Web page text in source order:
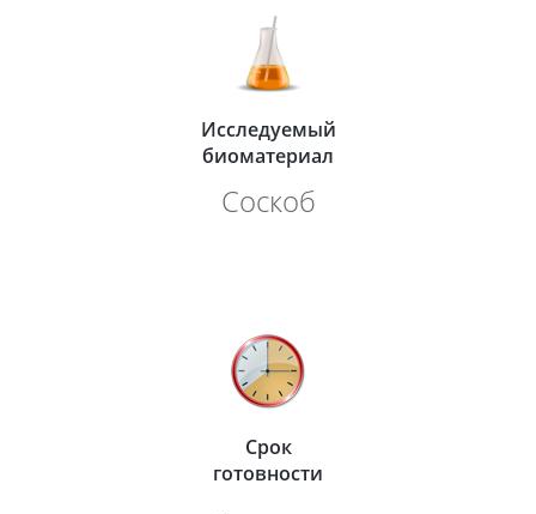
Исследуемый
биоматериал
Соскоб
Срок
готовности